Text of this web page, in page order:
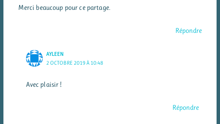
Merci beaucoup pour ce partage.
Répondre
AYLEEN
2 OCTOBRE 2019 À 10:48
Avec plaisir !
Répondre